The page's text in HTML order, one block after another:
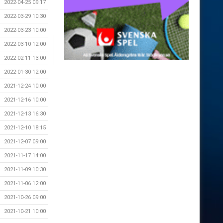
2022-04-25 09:17
2022-03-29 10:30
2022-03-23 10:00
2022-03-10 12:00
2022-02-11 13:00
2022-01-30 12:00
2021-12-24 10:00
2021-12-16 10:00
2021-12-13 16:30
2021-12-10 18:15
2021-12-07 09:00
2021-11-17 14:00
2021-11-09 10:30
2021-11-06 12:00
2021-10-26 09:00
2021-10-21 10:00